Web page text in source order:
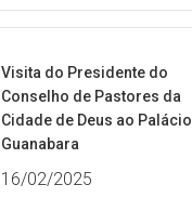
Visita do Presidente do
Conselho de Pastores da
Cidade de Deus ao Palácio
Guanabara
16/02/2025